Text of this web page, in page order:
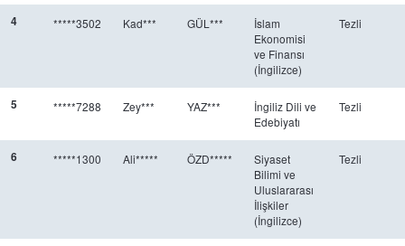
4 *****3502 Kad*** GÜL***
İslam
Ekonomisi
ve Finansı
(İngilizce)
Tezli
5 *****7288 Zey*** YAZ***
İngiliz Dili ve
Edebiyatı
Tezli
6 *****1300 Ali***** ÖZD*****
Siyaset
Bilimi ve
Uluslararası
İlişkiler
(İngilizce)
Tezli